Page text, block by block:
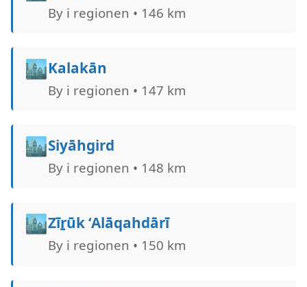
By i regionen • 146 km
🏙️Kalakān
By i regionen • 147 km
🏙️Siyāhgird
By i regionen • 148 km
🏙️Zīṟūk ‘Alāqahdārī
By i regionen • 150 km